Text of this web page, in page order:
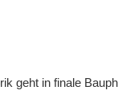
geht in finale